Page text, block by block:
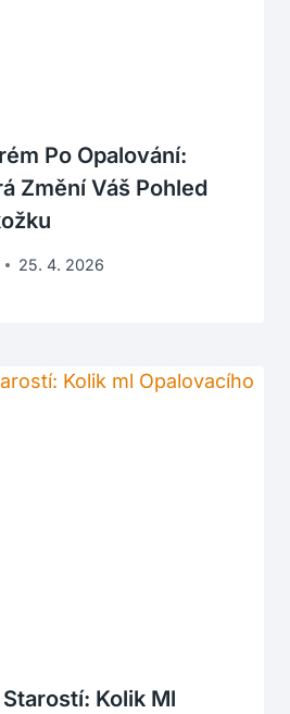
Po Opalování:
Změní Váš Pohled
25. 4. 2026
Kolik Ml